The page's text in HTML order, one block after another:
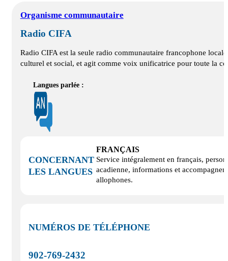
Organisme communautaire
Radio CIFA
Radio CIFA est la seule radio communautaire francophone
culturel et social, et agit comme voix unificatrice pour toute la
Langues parlée :
CONCERNANT
LES LANGUES
FRANÇAIS
Service intégralement en français,
acadienne, informations et
allophones.
NUMÉROS DE TÉLÉPHONE
902-769-2432